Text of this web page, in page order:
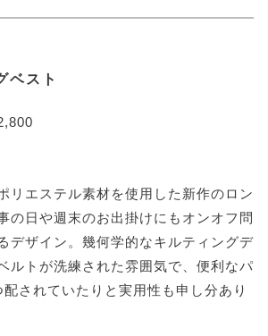
ベスト
リエステル素材を使用した新作のロン
の日や週末のお出掛けにもオンオフ問
デザイン。幾何学的なキルティングデ
ルトが洗練された雰囲気で、便利なパ
されていたりと実用性も申し分あり